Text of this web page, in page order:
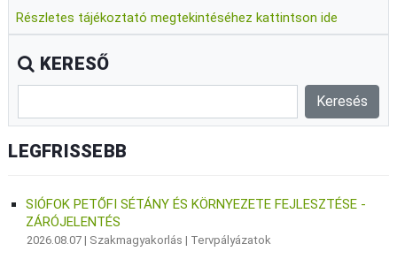
Részletes tájékoztató megtekintéséhez kattintson ide
KERESŐ
LEGFRISSEBB
SIÓFOK PETŐFI SÉTÁNY ÉS KÖRNYEZETE FEJLESZTÉSE -
ZÁRÓJELENTÉS
2026.08.07 | Szakmagyakorlás | Tervpályázatok